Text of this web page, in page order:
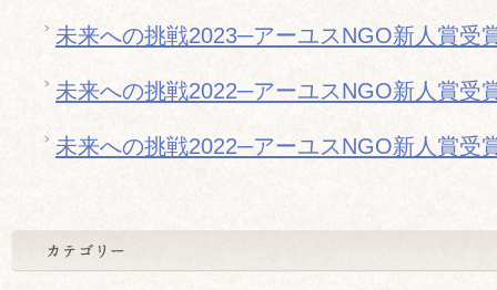
未来への挑戦2023─アーユスNGO新人賞受
未来への挑戦2022─アーユスNGO新人賞受
未来への挑戦2022─アーユスNGO新人賞受